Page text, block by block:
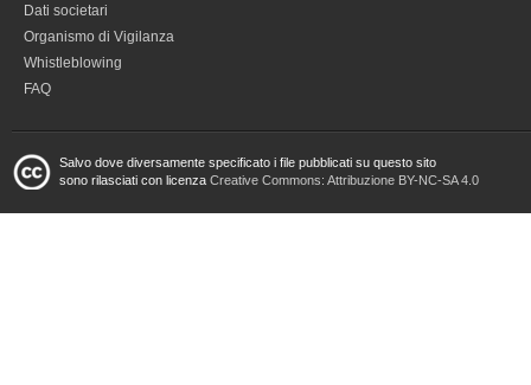
Dati societari
Organismo di Vigilanza
Whistleblowing
FAQ
Salvo dove diversamente specificato i file pubblicati su questo sito
sono rilasciati con licenza Creative Commons: Attribuzione BY-NC-SA 4.0